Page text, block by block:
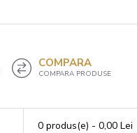
COMPARA
COMPARA PRODUSE
0 produs(e) - 0,00 Lei